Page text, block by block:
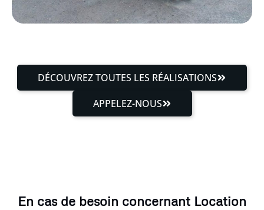
DÉCOUVREZ TOUTES LES RÉALISATIONS
APPELEZ-NOUS
En cas de besoin concernant Location